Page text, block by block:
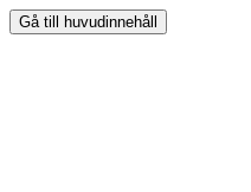
Gå till huvudinnehåll